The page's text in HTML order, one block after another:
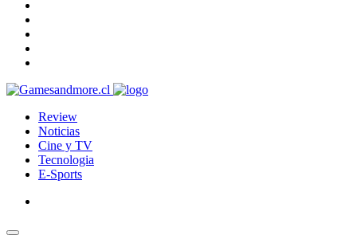
Review
Noticias
Cine y TV
Tecnologia
E-Sports